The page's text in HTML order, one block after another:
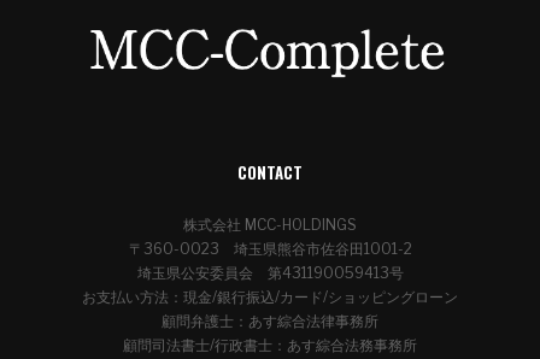
CONTACT
株式会社 MCC-HOLDINGS
〒360-0023 埼玉県熊谷市佐谷田1001-2
埼玉県公安委員会 第431190059413号
お支払い方法：現金/銀行振込/カード/ショッピングローン
顧問弁護士：あす綜合法律事務所
顧問司法書士/行政書士：あす綜合法務事務所